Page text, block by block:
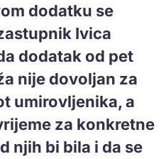
dodatku se
Ivica
dodatak od pet
nije dovoljan za
umirovljenika, a
za konkretne
njih bi bila i da se